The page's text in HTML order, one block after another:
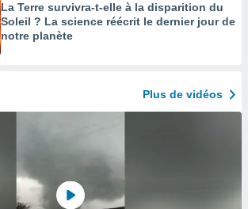
La Terre survivra-t-elle à la disparition du
Soleil ? La science réécrit le dernier jour de
notre planète
Plus de vidéos